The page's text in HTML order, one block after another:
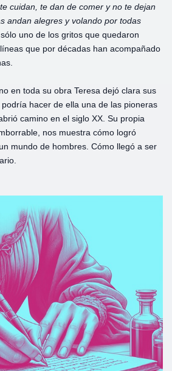
cuidan, te dan de comer y no te dejan
andan alegres y volando por todas
uno de los gritos que quedaron
que por décadas han acompañado
en toda su obra Teresa dejó clara sus
hacer de ella una de las pioneras
camino en el siglo XX. Su propia
nos muestra cómo logró
mundo de hombres. Cómo llegó a ser